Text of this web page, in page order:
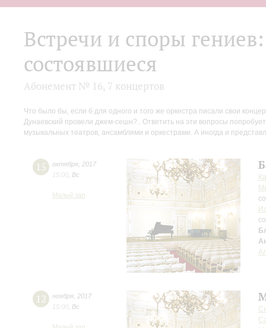
Встречи и споры
состоявшиеся
Абонемент № 16, 7 концертов
Что было бы, если б для одного и того же оркестра писали свои
Дунаевский провели джем-сешн?.. Ответить на эти вопросы
музыкальных театров, ансамблями и оркестрами. А иногда и
15 октября 2017
15:00 Вс
Малый зал
12 ноября 2017
15:00 Вс